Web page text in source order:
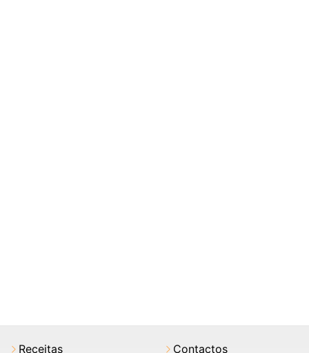
Receitas Contactos